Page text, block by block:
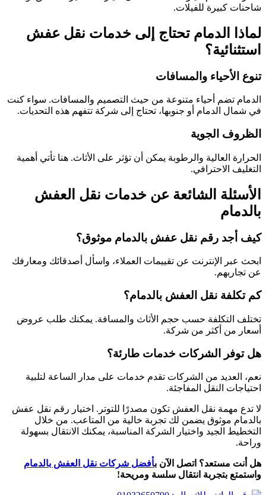
شاحنات كبيرة للفيلات.
لماذا الدمام تحتاج إلى خدمات نقل عفش
استثنائية؟
تنوع الأحياء والمسافات
الدمام تضم أحياء متنوعة من حيث التصميم والمسافات. سواء كنت
في شمال الدمام أو جنوبها، تحتاج إلى شركة تتفهم هذه التحديات.
الظروف الجوية
الحرارة العالية والرطوبة يمكن أن تؤثر على الأثاث. هنا تأتي أهمية
التغليف الاحترافي.
الأسئلة الشائعة عن خدمات نقل العفش
بالدمام
كيف أجد رقم نقل عفش بالدمام موثوق؟
ابحث عبر الإنترنت عن تقييمات العملاء، واسأل أصدقائك ومعارفك
عن تجاربهم.
كم تكلفة نقل العفش بالدمام؟
تختلف التكلفة حسب حجم الأثاث والمسافة. يمكنك طلب عروض
أسعار من أكثر من شركة.
هل توفر الشركات خدمات طارئة؟
نعم، العديد من الشركات تقدم خدمات على مدار الساعة لتلبية
احتياجات النقل المفاجئة.
لا تدع مهمة نقل العفش تكون مصدرًا للتوتر. اختيار رقم نقل عفش
بالدمام موثوق يضمن لك تجربة خالية من المتاعب. من خلال
التخطيط الجيد واختيار الشركة المناسبة، يمكنك الانتقال بسهولة
وراحة.
هل أنت مستعد؟ اتصل الآن بأفضل شركات نقل العفش بالدمام
واستمتع بتجربة انتقال سلسة ومريحة!